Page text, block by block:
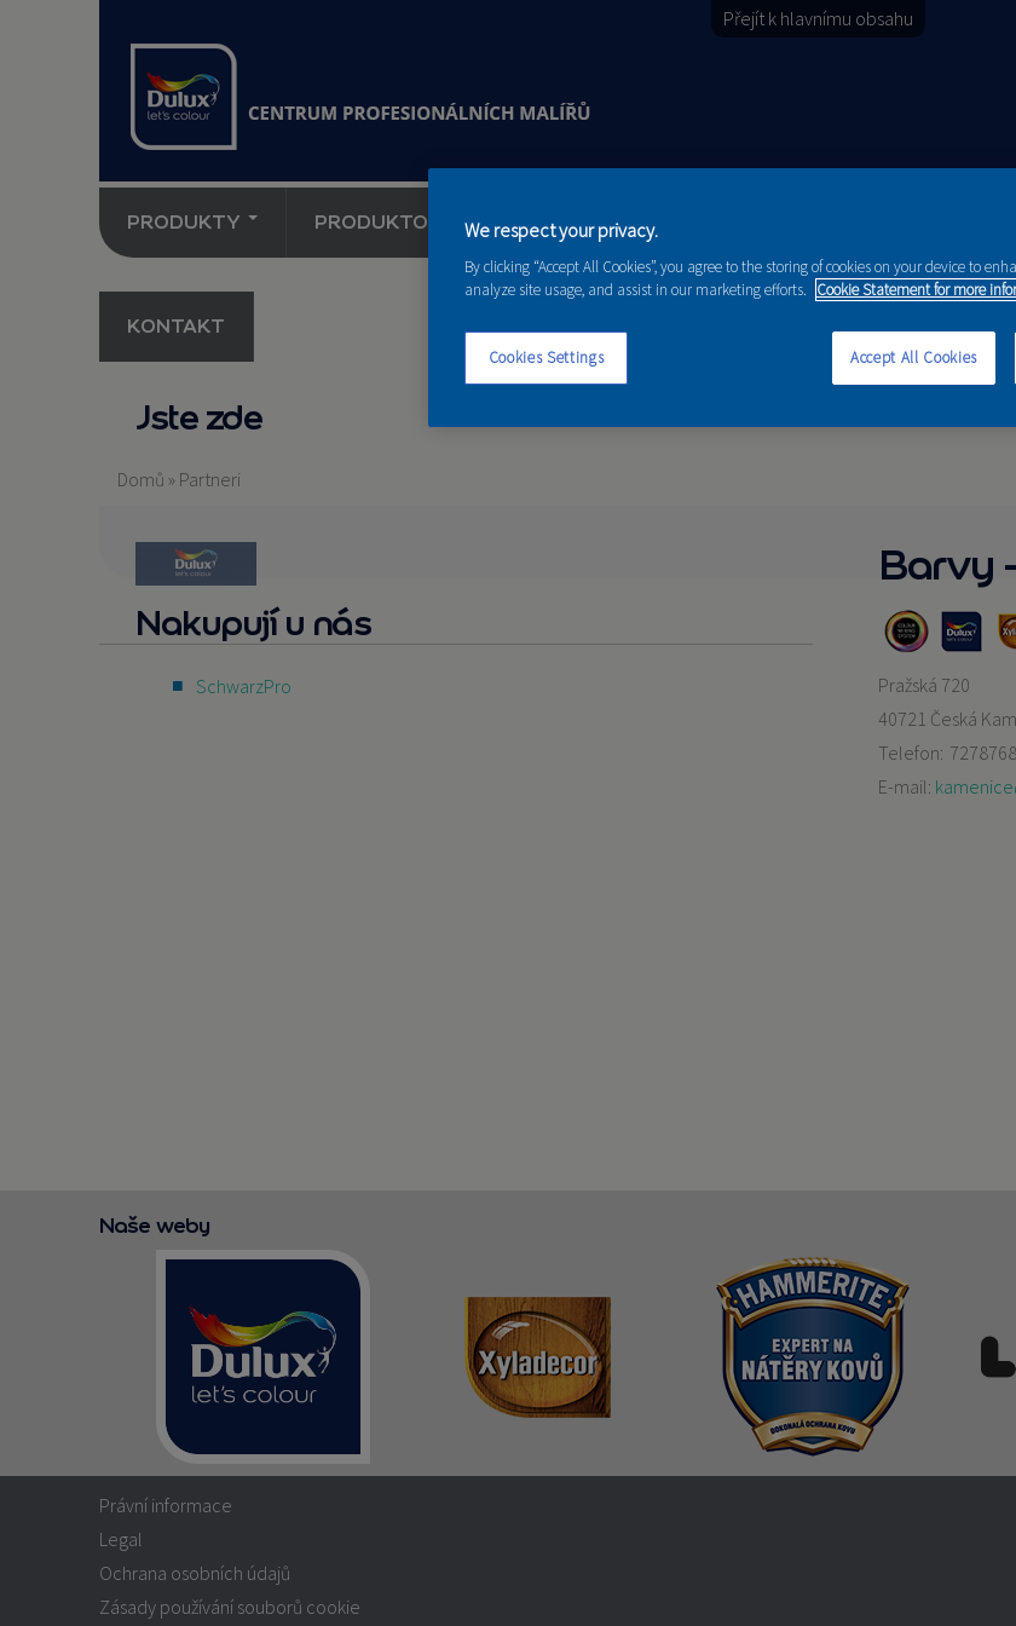
Přejít k hlavnímu obsahu
PRODUKTY PRODUKTOVÉ NOVINKY PORADENSTVÍ
KONTAKT
Jste zde
Domů » Partneri
Nakupují u nás
SchwarzPro
Barvy
Pražská 720
40721 Česká
Telefon:
E-mail:
Naše weby
Právní informace
Legal
Ochrana osobních údajů
Zásady používání souborů cookie
We respect your privacy.
By clicking “Accept All Cookies”, you agree to the storing of cookies on your device to
analyze site usage, and assist in our marketing efforts. Cookie Statement for more
Cookies Settings Accept All Cookies